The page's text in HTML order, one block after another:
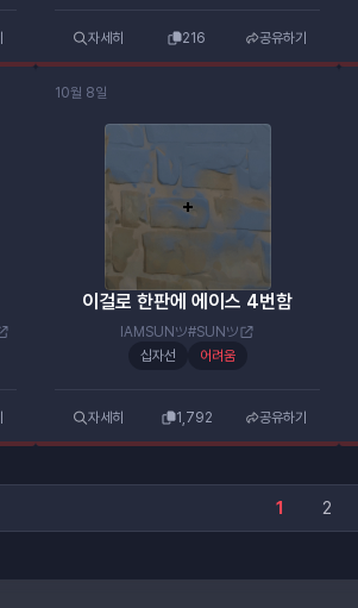
자세히 216 공유하기
10월 8일
이걸로 한판에 에이스 4번함
IAMSUNツ#SUNツ
십자선
어려움
자세히 1,792 공유하기
1 2